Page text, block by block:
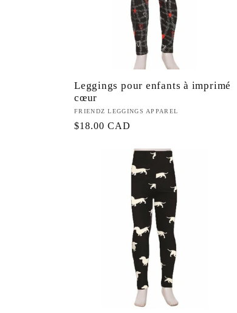
Leggings pour enfants à imprimé
cœur
Fournisseur :
FRIENDZ LEGGINGS APPAREL
Prix
$18.00 CAD